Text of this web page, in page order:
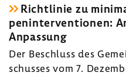
Richt­linie zu
pen­in­ter­ven­tionen:
Anpassung
Der Beschluss des
schusses vom 7.